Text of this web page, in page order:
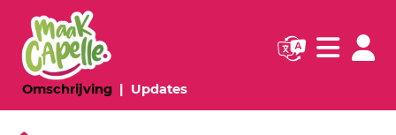
Omschrijving(huidige pagina)
Updates(huidige pagina)
Navigatie